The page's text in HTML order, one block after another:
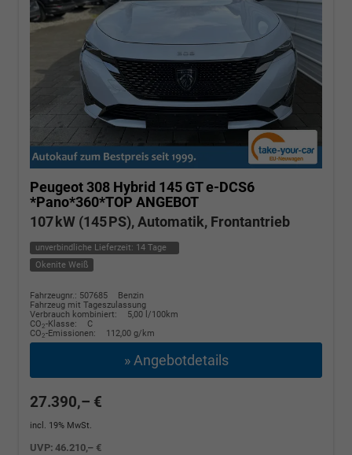
Peugeot 308 Hybrid 145 GT e-DCS6
*Pano*360*TOP ANGEBOT
107 kW (145 PS), Automatik, Frontantrieb
unverbindliche Lieferzeit: 14 Tage
Okenite Weiß
Fahrzeugnr.: 507685
Benzin
Fahrzeug mit Tageszulassung
Verbrauch kombiniert:
5,00 l/100km
CO2-Klasse:
C
CO2-Emissionen: 112,00 g/km
» Angebotdetails
27.390,– €
incl. 19% MwSt.
UVP:46.210,– €